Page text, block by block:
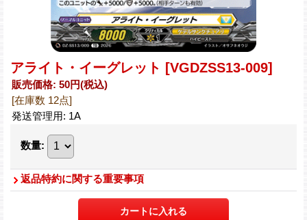
アライト・イーグレット [VGDZSS13-009]
販売価格: 50円(税込)
[在庫数 12点]
発送管理用: 1A
数量:
返品特約に関する重要事項